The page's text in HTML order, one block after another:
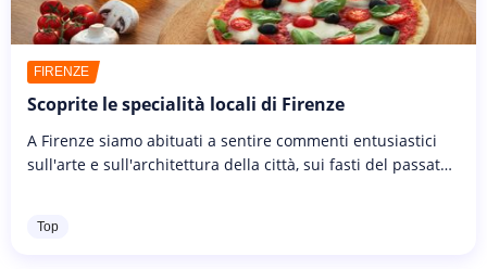
FIRENZE
Scoprite le specialità locali di Firenze
A Firenze siamo abituati a sentire commenti entusiastici
sull'arte e sull'architettura della città, sui fasti del passato
Top